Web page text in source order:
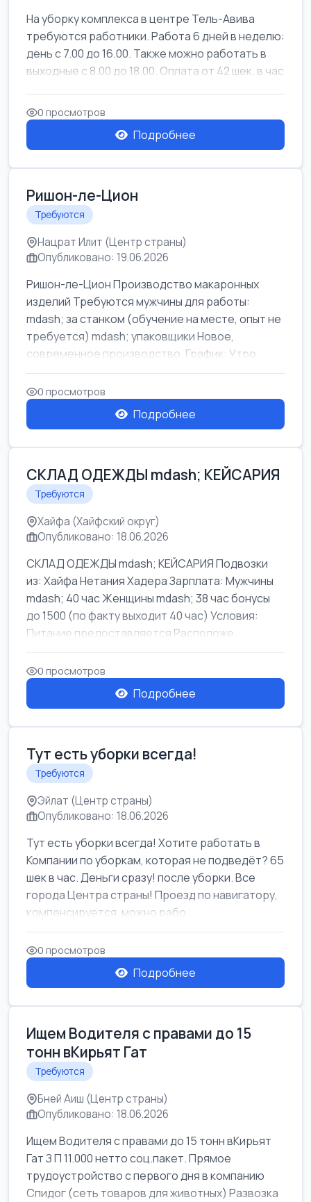
На уборку комплекса в центре Тель-Авива
требуются работники. Работа 6 дней в неделю:
день с 7.00 до 16.00. Также можно работать в
выходные с 8.00 до 18.00. Оплата от 42 шек. в час
0 просмотров
Подробнее
Ришон-ле-Цион
Требуются
Нацрат Илит (Центр страны)
Опубликовано: 19.06.2026
Ришон-ле-Цион Производство макаронных
изделий Требуются мужчины для работы:
mdash; за станком (обучение на месте, опыт не
требуется) mdash; упаковщики Новое,
современное производство. График: Утро
mda...
0 просмотров
Подробнее
СКЛАД ОДЕЖДЫ mdash; КЕЙСАРИЯ
Требуются
Хайфа (Хайфский округ)
Опубликовано: 18.06.2026
СКЛАД ОДЕЖДЫ mdash; КЕЙСАРИЯ Подвозки
из: Хайфа Нетания Хадера Зарплата: Мужчины
mdash; 40 час Женщины mdash; 38 час бонусы
до 1500 (по факту выходит 40 час) Условия:
Питание предоставляется Расположе...
0 просмотров
Подробнее
Тут есть уборки всегда!
Требуются
Эйлат (Центр страны)
Опубликовано: 18.06.2026
Тут есть уборки всегда! Хотите работать в
Компании по уборкам, которая не подведёт? 65
шек в час. Деньги сразу! после уборки. Все
города Центра страны! Проезд по навигатору,
компенсируется. можно рабо...
0 просмотров
Подробнее
Ищем Водителя с правами до 15
тонн вКирьят Гат
Требуются
Бней Аиш (Центр страны)
Опубликовано: 18.06.2026
Ищем Водителя с правами до 15 тонн вКирьят
Гат З П 11.000 нетто соц.пакет. Прямое
трудоустройство с первого дня в компанию
Спидог (сеть товаров для животных) Развозка